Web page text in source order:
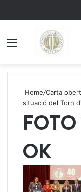
Home/Carta
situació del Torn
OK